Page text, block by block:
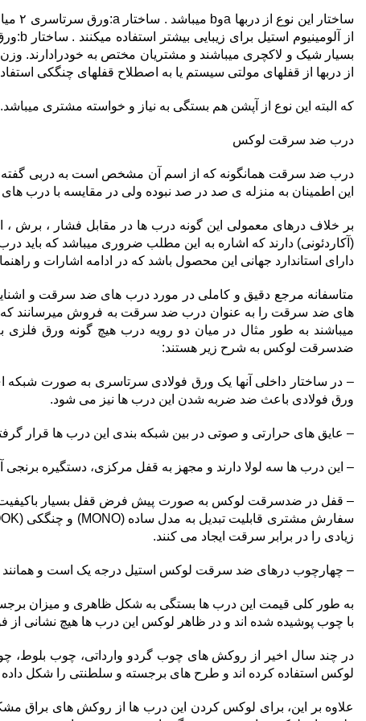
از دربها از قفلهای مولتی سیستم یا به اصطلاح قفلهای چنگکی
که البته این نوع از آپشن هم بستگی به نیاز و خواسته مشتری میباشد.
درب ضد سرقت لوکس
درب ضد سرقت همانگونه که از اسم آن مشخص است به دربی گفته
این اطمینان به منزله ی صد در صد نبوده ولی در مقایسه با درب
بر خلاف درهای معمولی این گونه درب ها در مقابل فشار ، برش ،
(آکاردئونی) دارند که اشاره به این مطلب ضروری میباشد که باید
دارای استاندارد جهانی این محصول باشد که در ادامه اشارات و
متاسفانه مرجع دقیق و کاملی در مورد درب های ضد سرقت و
های ضد سرقت را به عنوان درب ضد سرقت به فروش میرسانند که از
میباشند به طور مثال در میان دو رویه درب هیچ گونه ورق
ضدسرقت لوکس به شرح زیر هستند:
ورق فولادی باعث ضد ضربه شدن این درب ها نیز می شود.
– عایق های حرارتی و صوتی در بین شبکه بندی این درب ها قرار
– این درب ها سه لولا دارند و مجهز به قفل مرکزی، دستگیره
زیادی را در برابر سرقت ایجاد می کنند.
– چهارچوب درهای ضد سرقت لوکس استیل درجه یک است و همانند
به طور کلی قیمت این درب ها بستگی به شکل ظاهری و میزان برجستگی
با چوب پوشیده شده اند و در ظاهر لوکس این درب ها هیچ نشانی
در چند سال اخیر از روکش های چوب گردو وارداتی، چوب
لوکس استفاده کرده اند و طرح های برجسته و سلطنتی را شکل داده
علاوه بر این، برای لوکس کردن این درب ها از روکش های براق